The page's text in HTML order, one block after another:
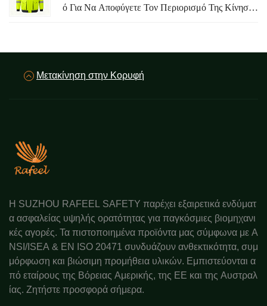
Ό Για Να Αποφύγετε Τον Περιορισμό Της Κίνηση
Μετακίνηση στην Κορυφή
Η SUZHOU RAFEEL SAFETY παρέχει εξαιρετικά ενδύματ
α ασφαλείας υψηλής ορατότητας για παγκόσμιες βιομηχανι
κές αγορές. Τα πιστοποιημένα προϊόντα μας σύμφωνα με A
NSI/ISEA & EN ISO 20471 συνδυάζουν ανθεκτικότητα, συμ
μόρφωση και βιώσιμη προμήθεια υλικών. Εμπιστεύονται α
πό εταίρους της Βόρειας Αμερικής, της ΕΕ και της Αυστραλ
ίας. Ζητήστε προσφορά σήμερα.